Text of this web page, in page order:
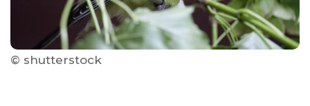
© shutterstock